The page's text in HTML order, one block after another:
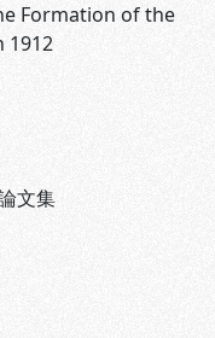
Formation of the
1912
文集